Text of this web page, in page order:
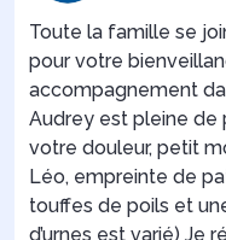
Toute la famille se
pour votre
accompagnement
Audrey est pleine de
votre douleur, petit
Léo, empreinte de
touffes de poils et
d’urnes est varié) Je